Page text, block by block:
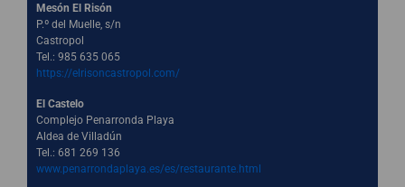
Mesón El Risón
P.º del Muelle, s/n
Castropol
Tel.: 985 635 065
https://elrisoncastropol.com/
El Castelo
Complejo Penarronda Playa
Aldea de Villadún
Tel.: 681 269 136
www.penarrondaplaya.es/es/restaurante.html